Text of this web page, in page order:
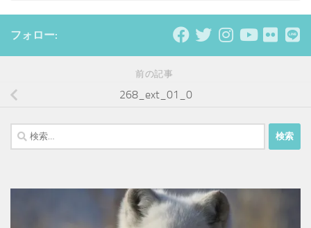
フォロー:
前の記事
268_ext_01_0
検
索: